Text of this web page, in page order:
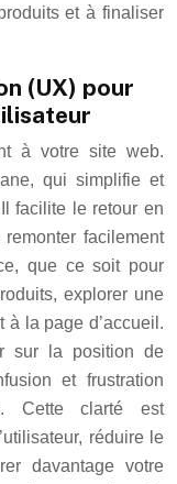
et à finaliser
(UX) pour
à votre site web.
qui simplifie et
facilite le retour en
facilement
que ce soit pour
explorer une
à la page d’accueil.
sur la position de
et frustration
Cette clarté est
réduire le
davantage votre